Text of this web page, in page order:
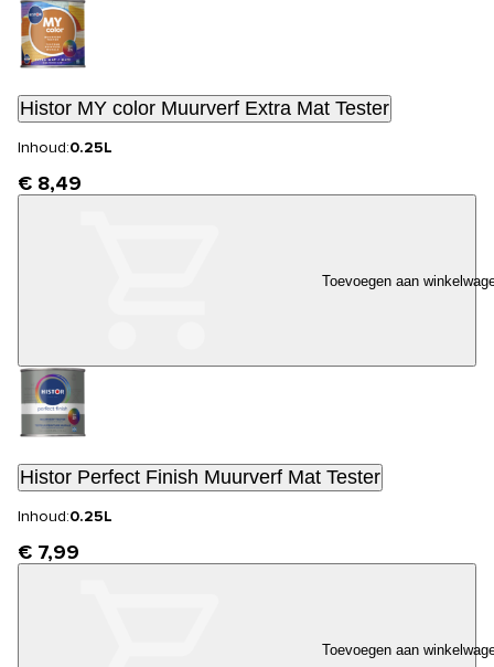
Histor MY color Muurverf Extra Mat Tester
Inhoud:0.25L
€ 8,49
Toevoegen aan
Histor Perfect Finish Muurverf Mat Tester
Inhoud:0.25L
€ 7,99
Toevoegen aan